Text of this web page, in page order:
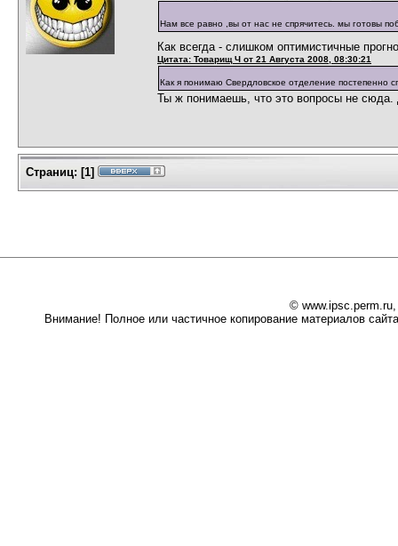
Нам все равно ,вы от нас не спрячитесь. мы готовы
Как всегда - слишком оптимистичные
Цитата: Товарищ Ч от 21 Августа 2008, 08:30:21
Как я понимаю Свердловское отделение постепенно
Ты ж понимаешь, что это вопросы не сюда.
Страниц: [1]
©
Внимание! Полное или частичное копирование материалов